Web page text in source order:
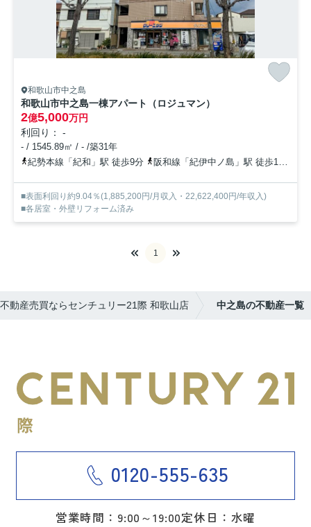
和歌山市中之島
和歌山市中之島一棟アパート（ロジュマン）
2億5,000万円
利回り： -
- / 1545.89㎡ / - /築31年
紀勢本線「紀和」駅 徒歩9分
阪和線「紀伊中ノ島」駅 徒歩11分
■表面利回り約9.04％(1,885,200円/月収入・22,622,400円/年収入)
■各居室・外壁リフォーム済み
1
動産売買ならセンチュリー21際 和歌山店 中之島の不動産一覧
0120-555-635
営業時間：9:00～19:00定休日：水曜